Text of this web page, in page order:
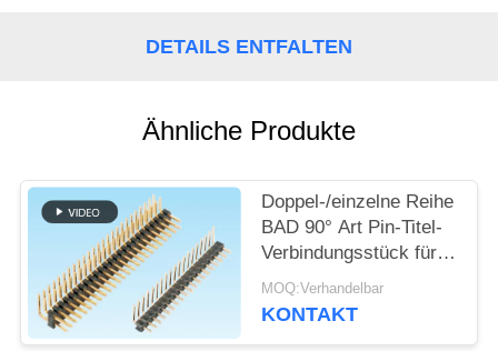
SITEMAP
PRIVACY
POLICY
DETAILS ENTFALTEN
Ähnliche Produkte
Doppel-/einzelne Reihe
BAD 90° Art Pin-Titel-
Verbindungsstück für
den Verbraucher
elektronisch
MOQ:Verhandelbar
KONTAKT